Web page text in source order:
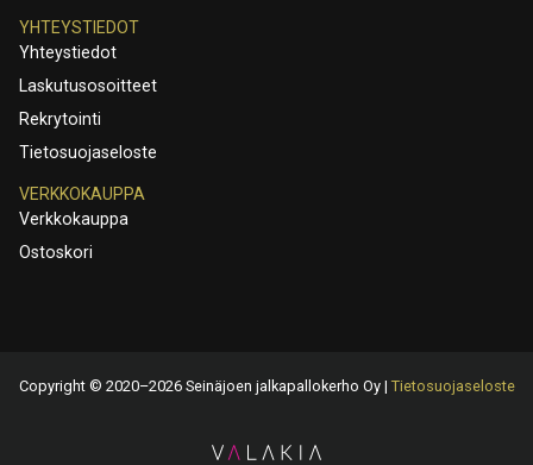
YHTEYSTIEDOT
Yhteystiedot
Laskutusosoitteet
Rekrytointi
Tietosuojaseloste
VERKKOKAUPPA
Verkkokauppa
Ostoskori
Copyright © 2020–2026 Seinäjoen jalkapallokerho Oy | Tietosuojaseloste